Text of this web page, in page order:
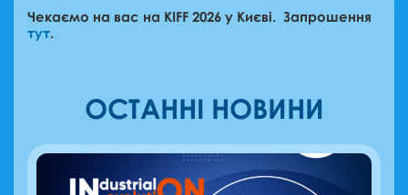
Чекаємо на вас на KIFF 2026 у Києві. Запрошення
тут.
ОСТАННІ НОВИНИ